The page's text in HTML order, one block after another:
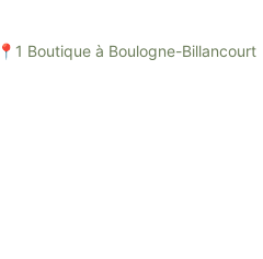
📍1 Boutique à Boulogne-Billancourt